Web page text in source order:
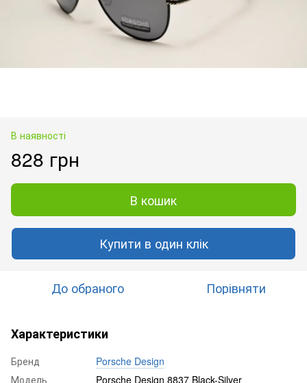
В наявності
828 грн
В кошик
Купити в один клік
До обраного Порівняти
Характеристики
Бренд
Porsche Design
Модель
Porsche Design 8837 Black-Silver